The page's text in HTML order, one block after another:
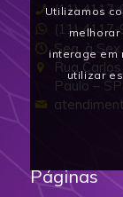
(11)
(11)
Seg. à
Rua
Paulo –
Páginas
Utilizamos
melhorar
interage em
utilizar